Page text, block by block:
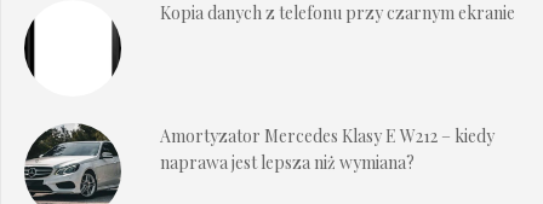
Kopia danych z telefonu przy czarnym ekranie
Amortyzator Mercedes Klasy E W212 – kiedy
naprawa jest lepsza niż wymiana?